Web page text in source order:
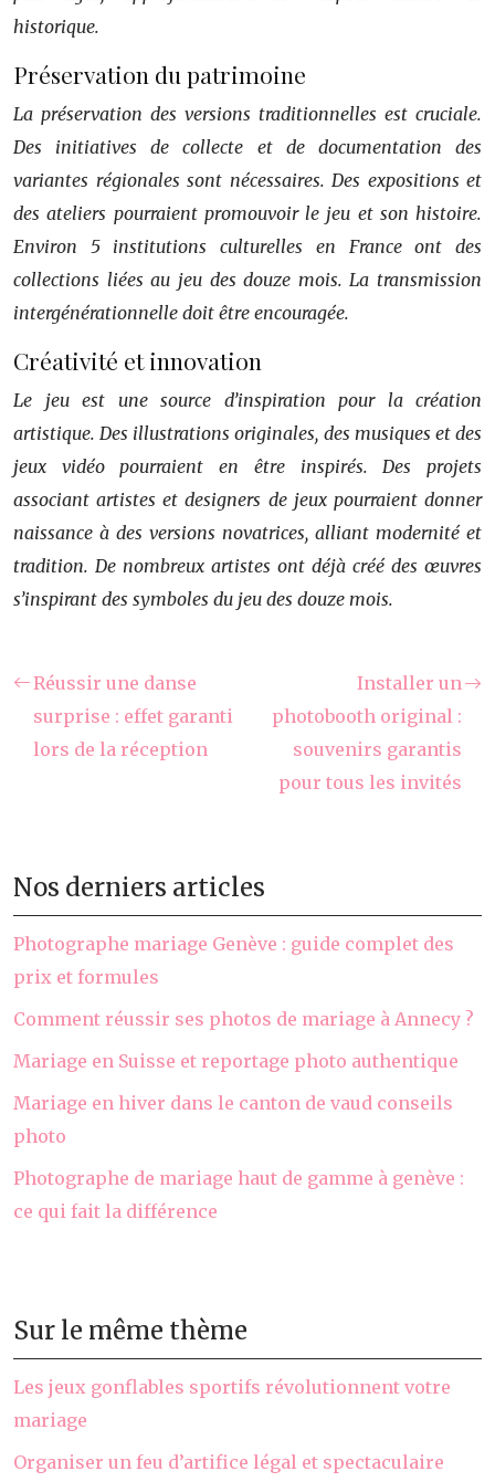
historique.
Préservation du patrimoine
La préservation des versions traditionnelles est cruciale.
Des initiatives de collecte et de documentation des
variantes régionales sont nécessaires. Des expositions et
des ateliers pourraient promouvoir le jeu et son histoire.
Environ 5 institutions culturelles en France ont des
collections liées au jeu des douze mois. La transmission
intergénérationnelle doit être encouragée.
Créativité et innovation
Le jeu est une source d’inspiration pour la création
artistique. Des illustrations originales, des musiques et des
jeux vidéo pourraient en être inspirés. Des projets
associant artistes et designers de jeux pourraient donner
naissance à des versions novatrices, alliant modernité et
tradition. De nombreux artistes ont déjà créé des œuvres
s’inspirant des symboles du jeu des douze mois.
Réussir une danse
surprise : effet garanti
lors de la réception
Installer un
photobooth original :
souvenirs garantis
pour tous les invités
Nos derniers articles
Photographe mariage Genève : guide complet des
prix et formules
Comment réussir ses photos de mariage à Annecy ?
Mariage en Suisse et reportage photo authentique
Mariage en hiver dans le canton de vaud conseils
photo
Photographe de mariage haut de gamme à genève :
ce qui fait la différence
Sur le même thème
Les jeux gonflables sportifs révolutionnent votre
mariage
Organiser un feu d’artifice légal et spectaculaire